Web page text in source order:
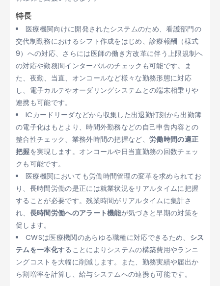
特長
医療機関向けに開発されたシステムのため、看護部門の
交代制勤務におけるシフト作成をはじめ、診療報酬（様式
9）への対応、さらには医師の働き方改革に伴う上限規制へ
の対応や勤務間インターバルのチェックも可能です。ま
た、夜勤、当直、オンコールなど様々な勤務形態に対応
し、電子カルテやオーダリングシステムとの端末相乗りや
連携も可能です。
ICカードリーダなどから収集した出退勤打刻から出勤簿
の電子化はもとより、時間外勤務などの自己申告内容との
整合性チェック、業務外時間の把握など、労働時間の適正
把握を実現します。オンコールや日当直勤務の回数チェッ
クも可能です。
医療機関においても労働時間管理の変革を求められてお
り、長時間労働の是正には就業状況をリアルタイムに把握
することが必要です。残業時間がリアルタイムに集計さ
れ、 長時間労働へのアラート機能が気づきと早期の対策を
促します。
CWSは医療機関のあらゆる職種に対応できるため、 シス
テムを一本化することによりシステムの構築費用やランニ
ングコストを大幅に削減します。また、勤務実績や届出か
ら割増率を計算し、給与システムへの連携も可能です。